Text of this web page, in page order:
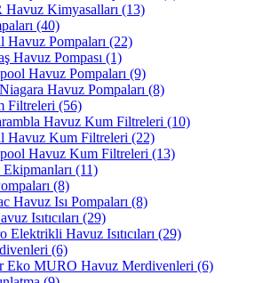
Havuz Kimyasalları (13)
(40)
Havuz Pompaları (22)
Havuz Pompası (1)
Havuz Pompaları (9)
Havuz Pompaları (8)
Filtreleri (56)
Havuz Kum Filtreleri (10)
Havuz Kum Filtreleri (22)
Havuz Kum Filtreleri (13)
(11)
(8)
Havuz Isı Pompaları (8)
Isıtıcıları (29)
Elektrikli Havuz Isıtıcıları (29)
(6)
Eko MURO Havuz Merdivenleri (6)